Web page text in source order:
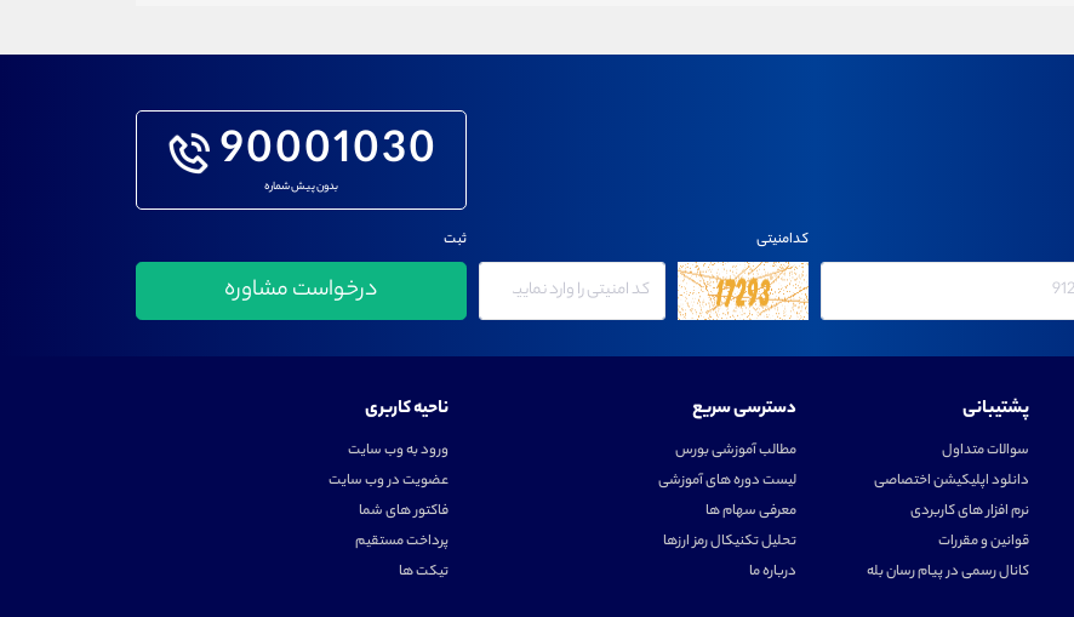
90001030
بدون پیش شماره
کدامنیتی ثبت
پشتیبانی
سوالات متداول
دانلود اپلیکیشن اختصاصی
نرم افزار های کاربردی
قوانین و مقررات
کانال رسمی در پیام رسان بله
دسترسی سریع
مطالب آموزشی بورس
لیست دوره های آموزشی
معرفی سهام ها
تحلیل تکنیکال رمز ارزها
درباره ما
ناحیه کاربری
ورود به وب سایت
عضویت در وب سایت
فاکتور های شما
پرداخت مستقیم
تیکت ها